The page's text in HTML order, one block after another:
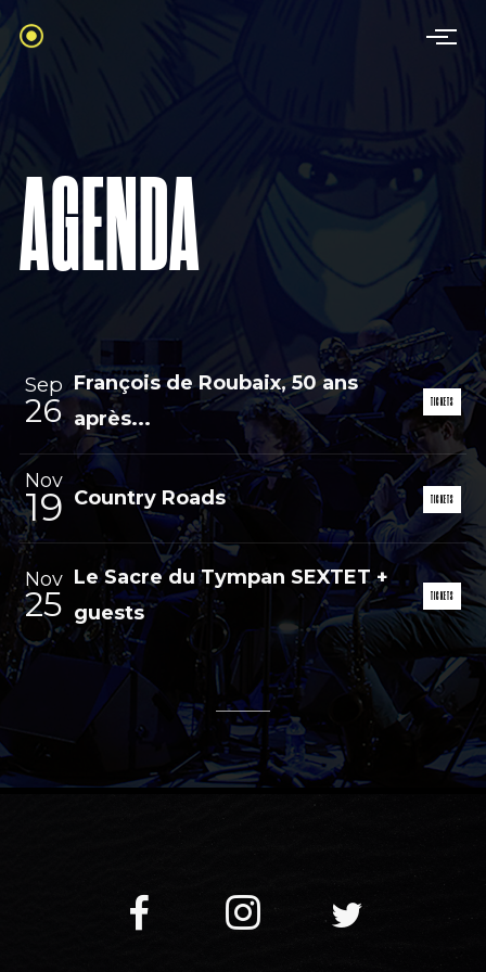
AGENDA
Sep
26
François de Roubaix, 50 ans
après...
TICKETS
Nov
19 Country Roads TICKETS
Nov
25
Le Sacre du Tympan SEXTET +
guests
TICKETS